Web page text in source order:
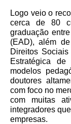
Logo veio o
cerca de 80
graduação
(EAD), além
Direitos
Estratégica de
modelos
doutores
com foco no
com muitas
integradores
empresas.